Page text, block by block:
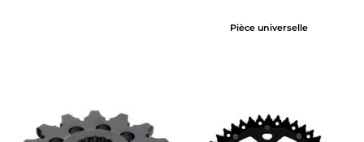
Pièce universelle